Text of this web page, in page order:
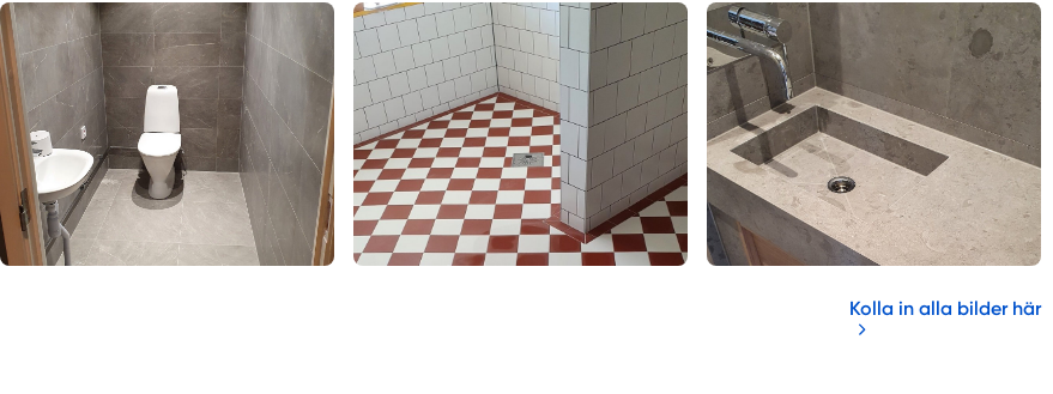
Kolla in alla bilder här